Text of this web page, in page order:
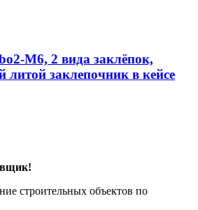
M6, 2 вида заклёпок,
заклепочник в кейсе
строительных объектов по